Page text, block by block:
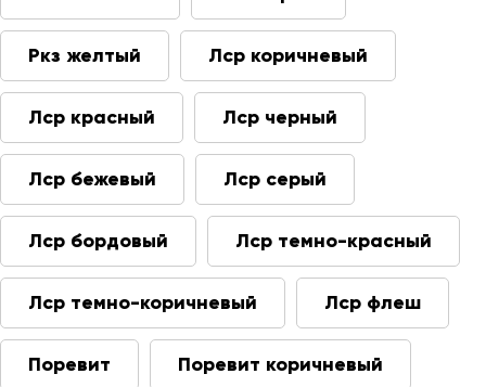
Ркз желтый Лср коричневый
Лср красный Лср черный
Лср бежевый Лср серый
Лср бордовый Лср темно-красный
Лср темно-коричневый Лср флеш
Поревит Поревит коричневый